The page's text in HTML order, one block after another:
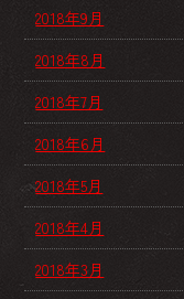
2018年9月
2018年8月
2018年7月
2018年6月
2018年5月
2018年4月
2018年3月